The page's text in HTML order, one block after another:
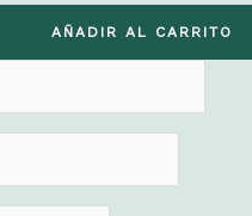
AÑADIR AL CARRITO